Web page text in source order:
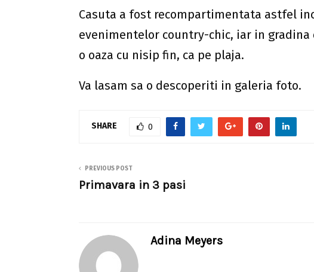
Casuta a fost recompartimentata astfel
evenimentelor country-chic, iar in
o oaza cu nisip fin, ca pe plaja.
Va lasam sa o descoperiti in galeria foto.
SHARE 0
PREVIOUS POST
Primavara in 3 pasi
Adina Meyers